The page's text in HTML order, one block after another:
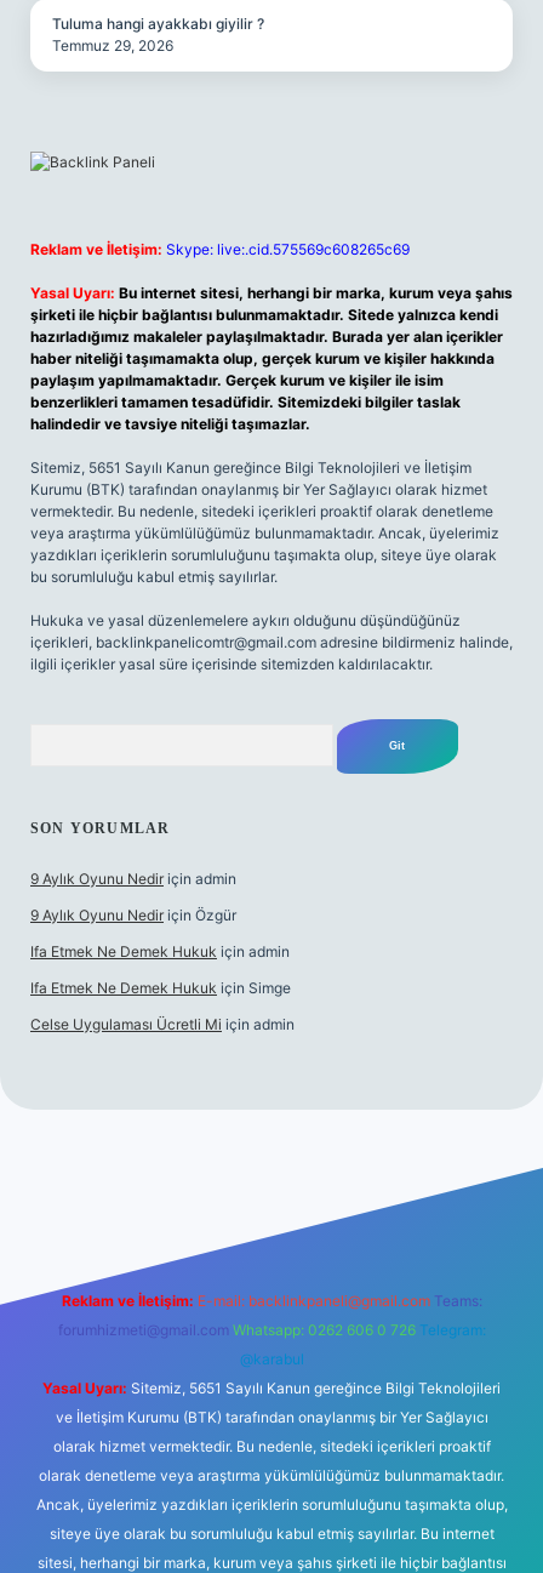
Tuluma hangi ayakkabı giyilir ?
Temmuz 29, 2026
Reklam ve İletişim: Skype: live:.cid.575569c608265c69
Yasal Uyarı: Bu internet sitesi, herhangi bir marka, kurum veya şahıs
şirketi ile hiçbir bağlantısı bulunmamaktadır. Sitede yalnızca kendi
hazırladığımız makaleler paylaşılmaktadır. Burada yer alan içerikler
haber niteliği taşımamakta olup, gerçek kurum ve kişiler hakkında
paylaşım yapılmamaktadır. Gerçek kurum ve kişiler ile isim
benzerlikleri tamamen tesadüfidir. Sitemizdeki bilgiler taslak
halindedir ve tavsiye niteliği taşımazlar.
Sitemiz, 5651 Sayılı Kanun gereğince Bilgi Teknolojileri ve İletişim
Kurumu (BTK) tarafından onaylanmış bir Yer Sağlayıcı olarak hizmet
vermektedir. Bu nedenle, sitedeki içerikleri proaktif olarak denetleme
veya araştırma yükümlülüğümüz bulunmamaktadır. Ancak, üyelerimiz
yazdıkları içeriklerin sorumluluğunu taşımakta olup, siteye üye olarak
bu sorumluluğu kabul etmiş sayılırlar.
Hukuka ve yasal düzenlemelere aykırı olduğunu düşündüğünüz
içerikleri, backlinkpanelicomtr@gmail.com adresine bildirmeniz halinde,
ilgili içerikler yasal süre içerisinde sitemizden kaldırılacaktır.
SON YORUMLAR
9 Aylık Oyunu Nedir için admin
9 Aylık Oyunu Nedir için Özgür
Ifa Etmek Ne Demek Hukuk için admin
Ifa Etmek Ne Demek Hukuk için Simge
Celse Uygulaması Ücretli Mi için admin
Reklam ve İletişim: E-mail: backlinkpaneli@gmail.com Teams:
forumhizmeti@gmail.com Whatsapp: 0262 606 0 726 Telegram:
@karabul
Yasal Uyarı: Sitemiz, 5651 Sayılı Kanun gereğince Bilgi Teknolojileri
ve İletişim Kurumu (BTK) tarafından onaylanmış bir Yer Sağlayıcı
olarak hizmet vermektedir. Bu nedenle, sitedeki içerikleri proaktif
olarak denetleme veya araştırma yükümlülüğümüz bulunmamaktadır.
Ancak, üyelerimiz yazdıkları içeriklerin sorumluluğunu taşımakta olup,
siteye üye olarak bu sorumluluğu kabul etmiş sayılırlar. Bu internet
sitesi, herhangi bir marka, kurum veya şahıs şirketi ile hiçbir bağlantısı